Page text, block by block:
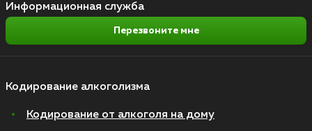
Кодирование алкоголизма
Кодирование от алкоголя на дому
Информационная служба
Перезвоните мне